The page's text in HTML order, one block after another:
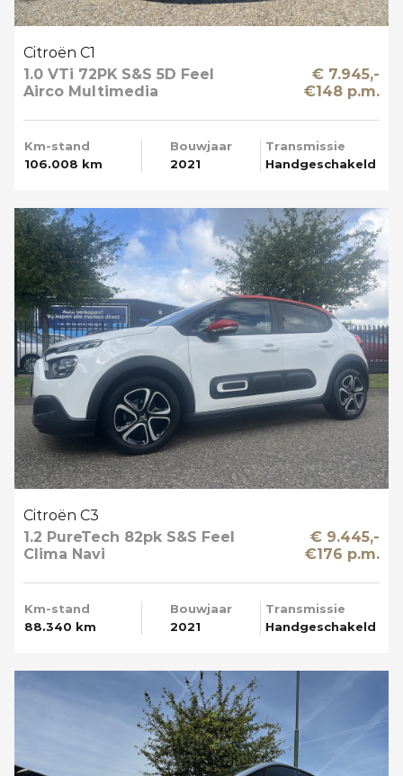
Citroën C1
1.0 VTi 72PK S&S 5D Feel
Airco Multimedia
€ 7.945,-
€148 p.m.
Km-stand
106.008 km
Bouwjaar
2021
Transmissie
Handgeschakeld
Citroën C3
1.2 PureTech 82pk S&S Feel
Clima Navi
€ 9.445,-
€176 p.m.
Km-stand
88.340 km
Bouwjaar
2021
Transmissie
Handgeschakeld